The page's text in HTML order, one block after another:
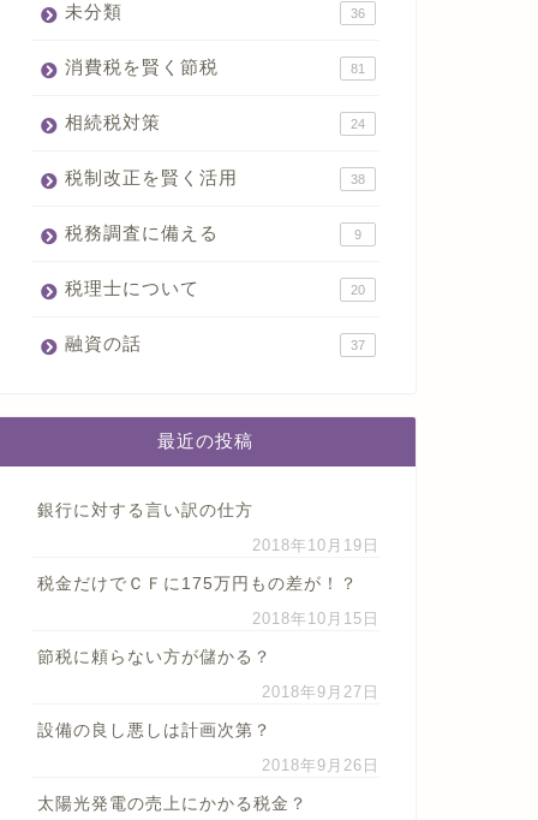
未分類 36
消費税を賢く節税 81
相続税対策 24
税制改正を賢く活用 38
税務調査に備える 9
税理士について 20
融資の話 37
最近の投稿
銀行に対する言い訳の仕方
2018年10月19日
税金だけでＣＦに175万円もの差が！？
2018年10月15日
節税に頼らない方が儲かる？
2018年9月27日
設備の良し悪しは計画次第？
2018年9月26日
太陽光発電の売上にかかる税金？